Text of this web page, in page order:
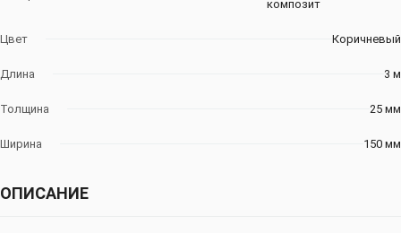
композит
Цвет Коричневый
Длина 3 м
Толщина 25 мм
Ширина 150 мм
ОПИСАНИЕ